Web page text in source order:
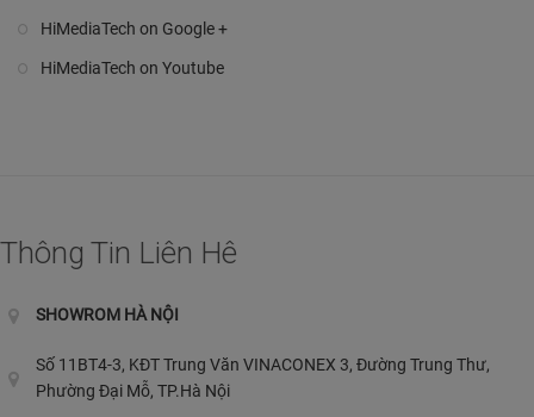
HiMediaTech on Google +
HiMediaTech on Youtube
Thông Tin Liên Hê
SHOWROM HÀ NỘI
Số 11BT4-3, KĐT Trung Văn VINACONEX 3, Đường Trung Thư,
Phường Đại Mỗ, TP.Hà Nội